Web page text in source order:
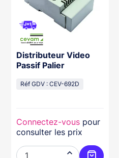
Distributeur Video
Passif Palier
Réf GDV : CEV-692D
Connectez-vous pour
consulter les prix
